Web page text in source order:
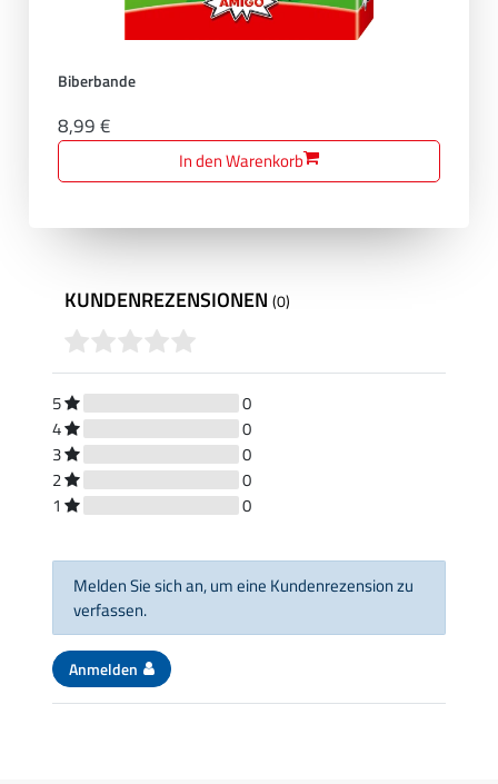
Biberbande
8,99 €
In den Warenkorb
KUNDENREZENSIONEN(0)
5
0
4
0
3
0
2
0
1
0
Melden Sie sich an, um eine Kundenrezension zu
verfassen.
Anmelden